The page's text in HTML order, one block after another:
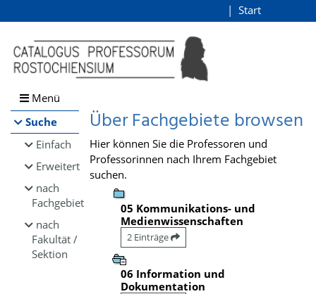
Browsen
direkt zum Inhalt
Start
Menü
Suche
Einfach
Erweitert
nach
Fachgebiet
nach
Fakultät /
Sektion
Über Fachgebiete browsen
Hier können Sie die Professoren und
Professorinnen nach Ihrem Fachgebiet
suchen.
05 Kommunikations- und
Medienwissenschaften
2 Einträge
06 Information und
Dokumentation